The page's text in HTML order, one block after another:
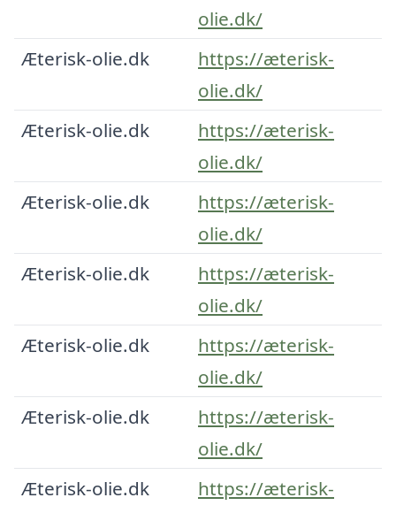
olie.dk/
Æterisk-olie.dk
https://æterisk-
olie.dk/
Æterisk-olie.dk
https://æterisk-
olie.dk/
Æterisk-olie.dk
https://æterisk-
olie.dk/
Æterisk-olie.dk
https://æterisk-
olie.dk/
Æterisk-olie.dk
https://æterisk-
olie.dk/
Æterisk-olie.dk
https://æterisk-
olie.dk/
Æterisk-olie.dk
https://æterisk-